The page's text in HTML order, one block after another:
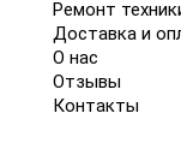
Ремонт
Доставка и
О нас
Отзывы
Контакты